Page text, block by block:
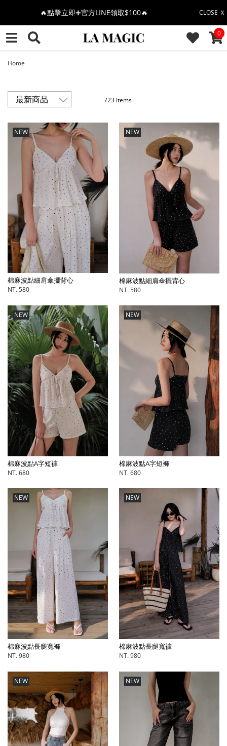
CLOSE Ｘ
🎉週年慶全館88折(特價品除外/於結帳顯示)🎉
感恩回饋價🎁零修圖系列$399起>
萊卡棉系列💫 2件$1100 | 4件$2000 | 6件$2700
🔥點擊立即➕官方LINE領取$100🔥
0
Home
723 items
NEW
棉麻波點細肩傘擺背心
NT. 580
NEW
棉麻波點細肩傘擺背心
NT. 580
NEW
棉麻波點A字短褲
NT. 680
NEW
棉麻波點A字短褲
NT. 680
NEW
棉麻波點長腿寬褲
NT. 980
NEW
棉麻波點長腿寬褲
NT. 980
NEW NEW